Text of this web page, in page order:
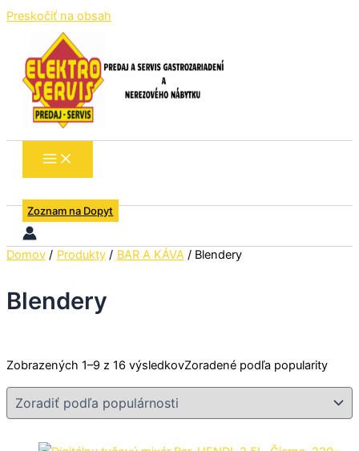
Preskočiť na obsah
Zoznam na Dopyt
Domov Produkty BAR A KÁVA Blendery
Blendery
Zobrazených 1–9 z 16 výsledkovZoradené podľa popularity